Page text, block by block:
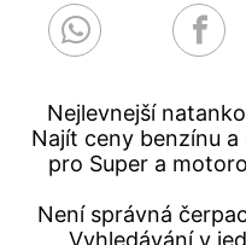
Nejlevnejší
Najít ceny benzínu
pro Super a
Není správná
Vyhledávání v